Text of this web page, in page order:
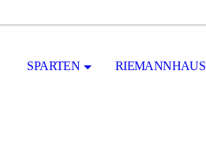
SPARTEN RIEMANNHAUS